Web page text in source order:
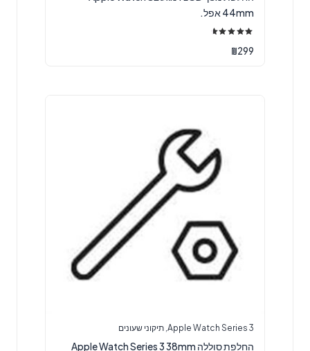
44mm אפל.
4.75
מתוך 5
₪299
Apple Watch Series 3
,תיקוני שעונים
‏החלפת סוללה Apple Watch Series 3 38mm